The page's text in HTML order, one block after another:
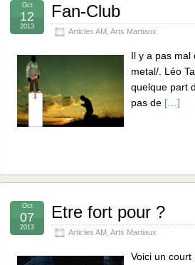
Fan-Club
Articles AM ,Arts Martiaux
Oct
12
2013
Il y a pas mal
metal/. Léo
quelque part
pas de […]
Etre fort pour ?
Articles AM ,Arts Martiaux
Oct
07
2013
Voici un court